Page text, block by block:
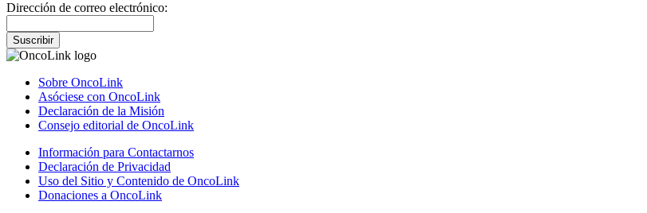
Dirección de correo electrónico:
Suscribir
Sobre OncoLink
Asóciese con OncoLink
Declaración de la Misión
Consejo editorial de OncoLink
Información para Contactarnos
Declaración de Privacidad
Uso del Sitio y Contenido de OncoLink
Donaciones a OncoLink